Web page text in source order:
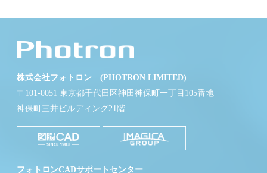
株式会社フォトロン (PHOTRON LIMITED)
〒101-0051 東京都千代田区神田神保町一丁目105番地
神保町三井ビルディング21階
フォトロンCADサポートセンター